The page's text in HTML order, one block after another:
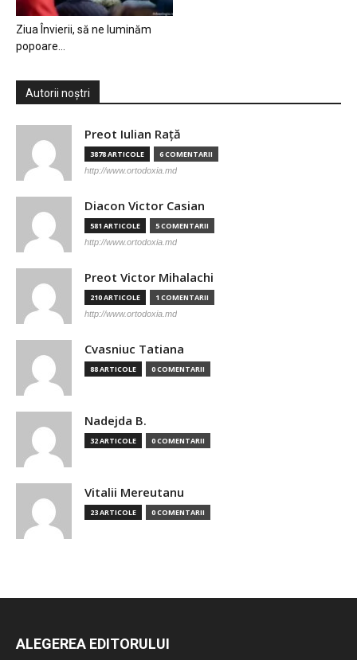
Ziua Învierii, să ne luminăm
popoare…
Autorii noștri
Preot Iulian Raţă
3878 ARTICOLE 6 COMENTARII
http://www.ortodoxia.md
Diacon Victor Casian
581 ARTICOLE 5 COMENTARII
http://www.ortodoxia.md
Preot Victor Mihalachi
210 ARTICOLE 1 COMENTARII
http://www.ortodoxia.md
Cvasniuc Tatiana
88 ARTICOLE 0 COMENTARII
Nadejda B.
32 ARTICOLE 0 COMENTARII
Vitalii Mereutanu
23 ARTICOLE 0 COMENTARII
ALEGEREA EDITORULUI